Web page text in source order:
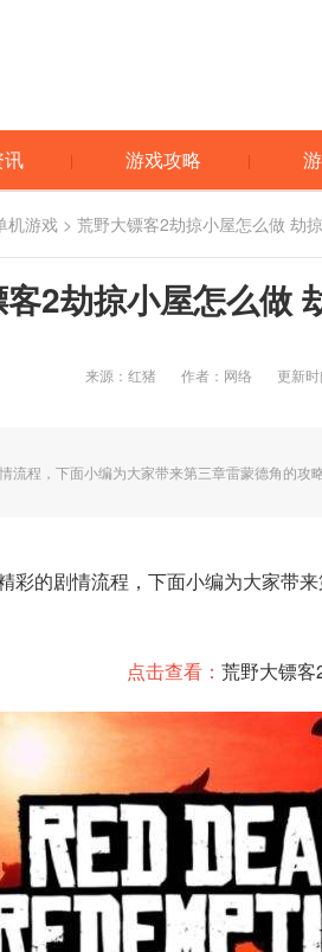
讯 游戏攻略
机游戏 > 荒野大镖客2劫掠小屋怎么做 劫
2劫掠小屋怎么做
来源：红猪 作者：网络 更新
流程，下面小编为大家带来第三章雷蒙德角的攻
彩的剧情流程，下面小编为大家带
点击查看： 荒野大镖